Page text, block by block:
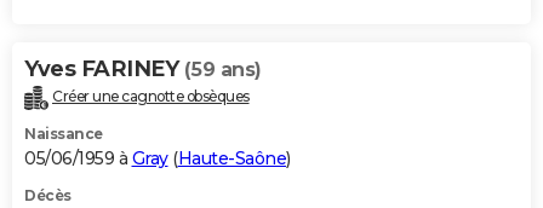
Yves FARINEY (59 ans)
Créer une cagnotte obsèques
Naissance
05/06/1959 à Gray(Haute-Saône)
Décès